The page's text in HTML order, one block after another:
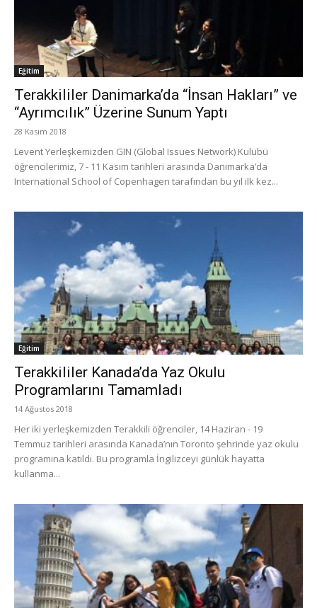
Eğitim
Terakkililer Danimarka’da “İnsan Hakları” ve
“Ayrımcılık” Üzerine Sunum Yaptı
28 Kasım 2018
Levent Yerleşkemizden GIN (Global Issues Network) Kulübü
öğrencilerimiz, 7 - 11 Kasım tarihleri arasında Danimarka’da
International School of Copenhagen tarafından bu yıl ilk kez...
Eğitim
Terakkililer Kanada’da Yaz Okulu
Programlarını Tamamladı
14 Ağustos 2018
Her iki yerleşkemizden Terakkili öğrenciler, 14 Haziran - 19
Temmuz tarihleri arasında Kanada’nın Toronto şehrinde yaz okulu
programına katıldı. Bu programla İngilizceyi günlük hayatta
kullanma...